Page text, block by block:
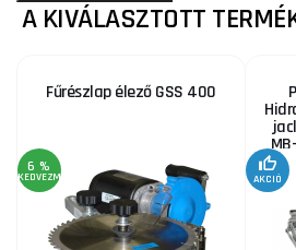
A KIVÁLASZTOTT
Fűrészlap élező GSS 400
6 %
KEDVEZMÉNY AKCIÓ